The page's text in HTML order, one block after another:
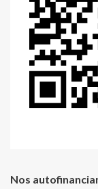
Nos